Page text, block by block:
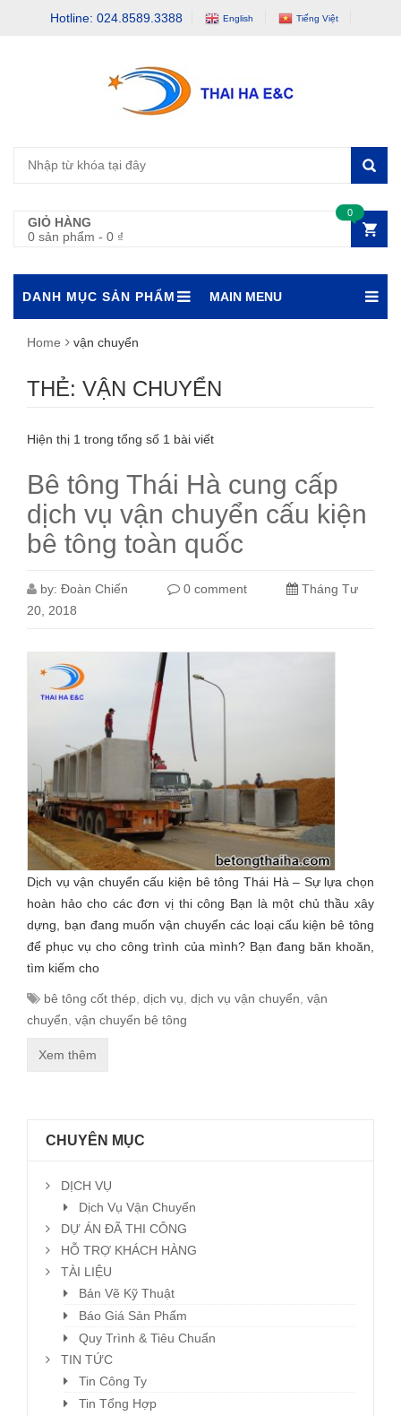
Hotline: 024.8589.3388 English Tiếng Việt
GIỎ HÀNG
0 sản phẩm - 0 ₫
0
DANH MỤC SẢN PHẨM MAIN MENU
Home vận chuyển
THẺ: VẬN CHUYỂN
Hiện thị 1 trong tổng số 1 bài viết
Bê tông Thái Hà cung cấp
dịch vụ vận chuyển cấu kiện
bê tông toàn quốc
by: Đoàn Chiến 0 comment
Tháng Tư
20, 2018
Dịch vụ vận chuyển cấu kiện bê tông Thái Hà – Sự lựa chọn
hoàn hảo cho các đơn vị thi công Bạn là một chủ thầu xây
dựng, bạn đang muốn vận chuyển các loại cấu kiện bê tông
để phục vụ cho công trình của mình? Bạn đang băn khoăn,
tìm kiếm cho
bê tông cốt thép dịch vụ dịch vụ vận chuyển vận
chuyển vận chuyển bê tông
Xem thêm
CHUYÊN MỤC
DỊCH VỤ
Dịch Vụ Vận Chuyển
DỰ ÁN ĐÃ THI CÔNG
HỖ TRỢ KHÁCH HÀNG
TÀI LIỆU
Bản Vẽ Kỹ Thuật
Báo Giá Sản Phẩm
Quy Trình & Tiêu Chuẩn
TIN TỨC
Tin Công Ty
Tin Tổng Hợp